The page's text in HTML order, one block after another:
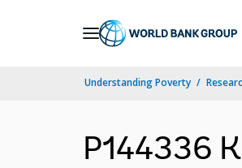
Understanding Poverty
P144336